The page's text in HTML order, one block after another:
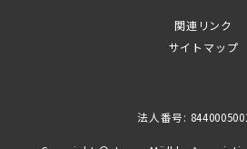
関連リンク
サイトマップ
法人番号: